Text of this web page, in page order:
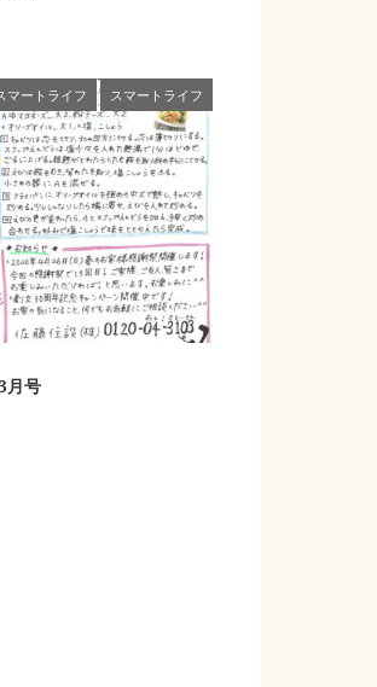
マートライフ スマートライフ
月号